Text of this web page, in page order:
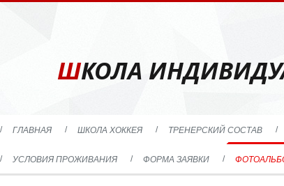
ШКОЛА
ГЛАВНАЯ ШКОЛА ХОККЕЯ ТРЕНЕРСКИЙ СОСТАВ
УСЛОВИЯ ПРОЖИВАНИЯ ФОРМА ЗАЯВКИ